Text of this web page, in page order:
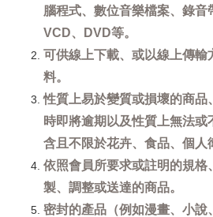
腦程式、數位音樂檔案、錄音
VCD、DVD等。
可供線上下載、或以線上傳輸
料。
性質上易於變質或損壞的商品
時即將逾期以及性質上無法
含且不限於花卉、食品、個人
依照會員所要求或註明的規格
製、調整或送達的商品。
密封的產品（例如漫畫、小說